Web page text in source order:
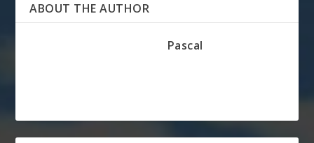
ABOUT THE AUTHOR
Pascal